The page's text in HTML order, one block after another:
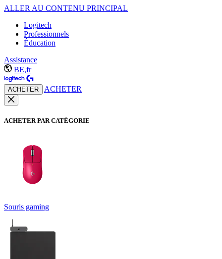
ALLER AU CONTENU PRINCIPAL
Logitech
Professionnels
Éducation
Assistance
BE,fr
ACHETER ACHETER
ACHETER PAR CATÉGORIE
Souris gaming